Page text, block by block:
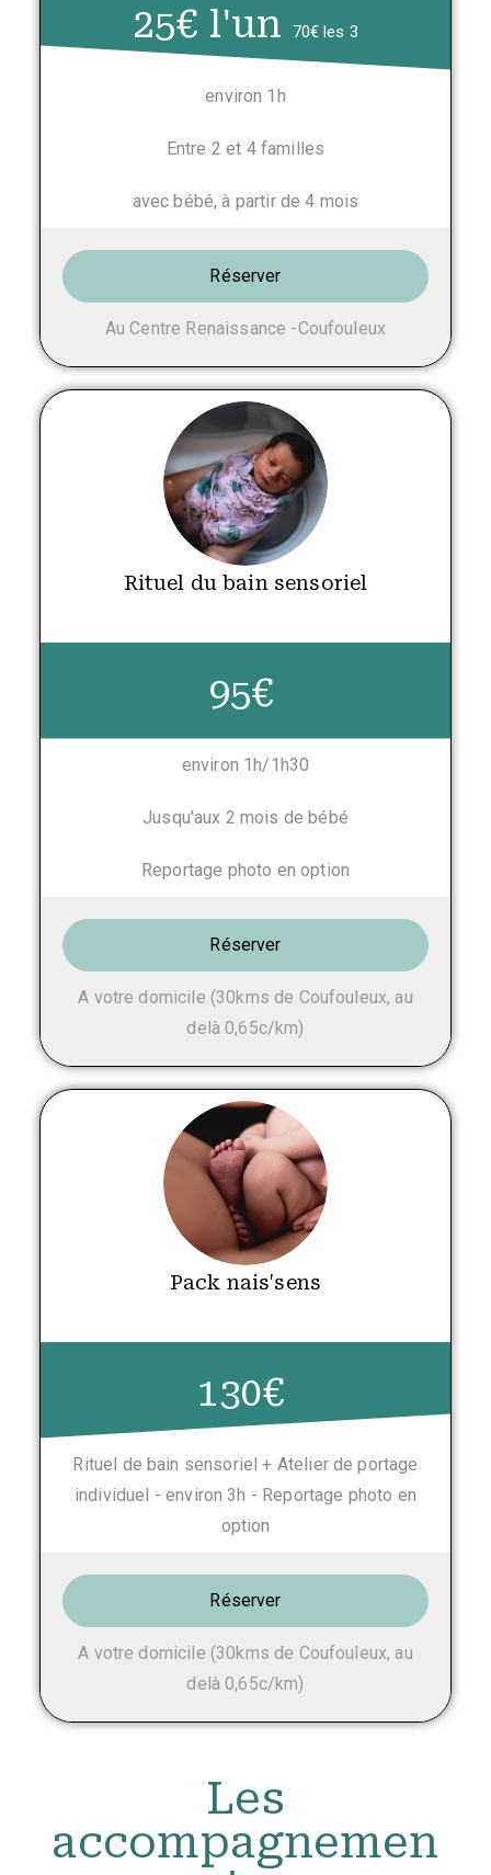
25€ l'un 70€ les 3
environ 1h
Entre 2 et 4 familles
avec bébé, à partir de 4 mois
Réserver
Au Centre Renaissance -Coufouleux
Rituel du bain sensoriel
95€
environ 1h/1h30
Jusqu'aux 2 mois de bébé
Reportage photo en option
Réserver
A votre domicile (30kms de Coufouleux, au
delà 0,65c/km)
Pack nais'sens
130€
Rituel de bain sensoriel + Atelier de portage
individuel - environ 3h - Reportage photo en
option
Réserver
A votre domicile (30kms de Coufouleux, au
delà 0,65c/km)
Les
accompagnemen